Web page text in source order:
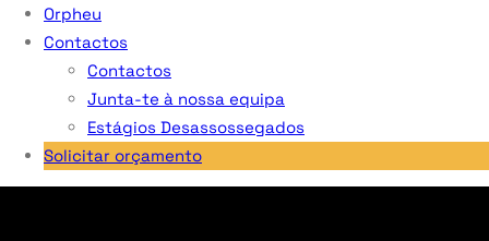
Orpheu
Contactos
Contactos
Junta-te à nossa equipa
Estágios Desassossegados
Solicitar orçamento